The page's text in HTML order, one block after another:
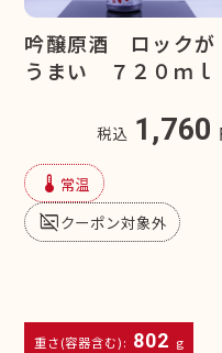
吟醸原酒 ロックが
うまい ７２０ｍｌ
税込 1,760
device_thermostat 常温
subtitles_offクーポン対象外
重さ(容器含む): 802 g